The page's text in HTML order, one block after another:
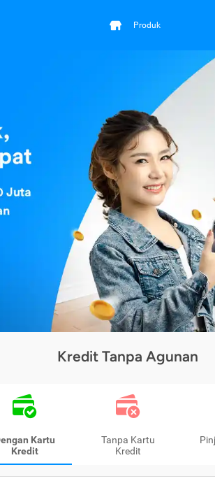
Produk
Kredit Tanpa Agunan
Kartu
Kredit
Tanpa Kartu
Kredit